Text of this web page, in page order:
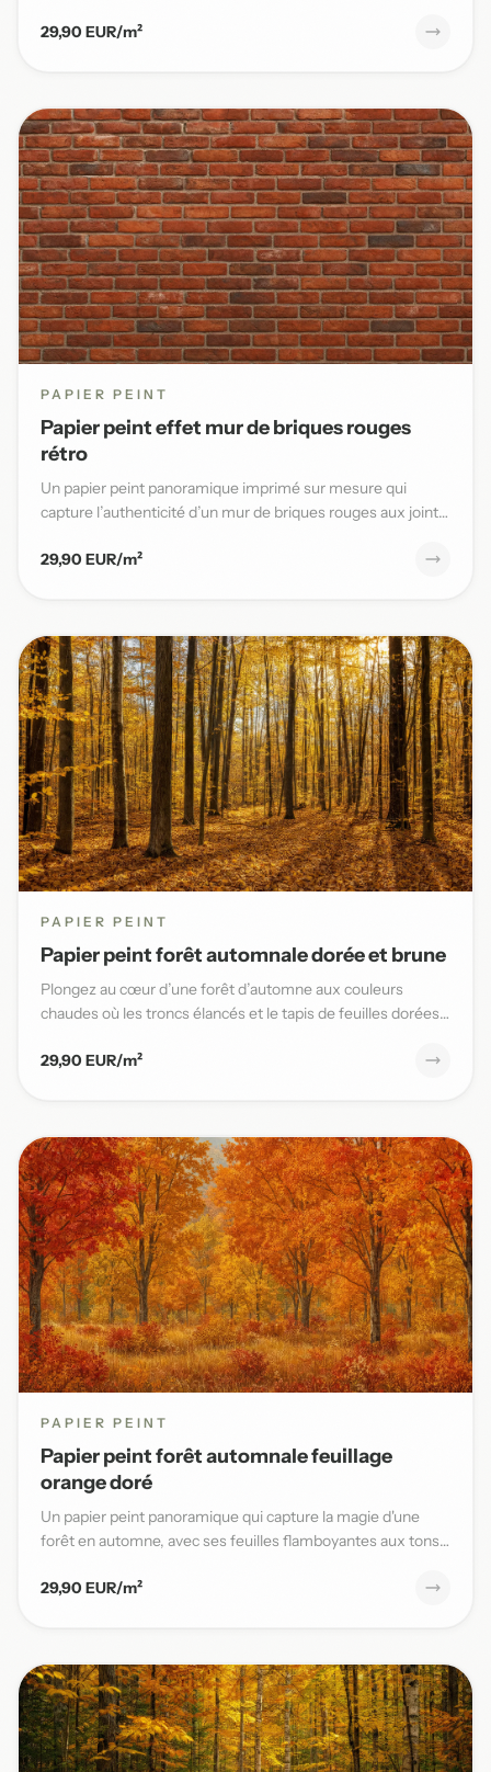
29,90 EUR/m²
PAPIER PEINT
Papier peint effet mur de briques rouges
rétro
Un papier peint panoramique imprimé sur mesure qui
capture l’authenticité d’un mur de briques rouges aux joints
29,90 EUR/m²
PAPIER PEINT
Papier peint forêt automnale dorée et brune
Plongez au cœur d’une forêt d’automne aux couleurs
chaudes où les troncs élancés et le tapis de feuilles dorées
29,90 EUR/m²
PAPIER PEINT
Papier peint forêt automnale feuillage
orange doré
Un papier peint panoramique qui capture la magie d'une
forêt en automne, avec ses feuilles flamboyantes aux tons
29,90 EUR/m²